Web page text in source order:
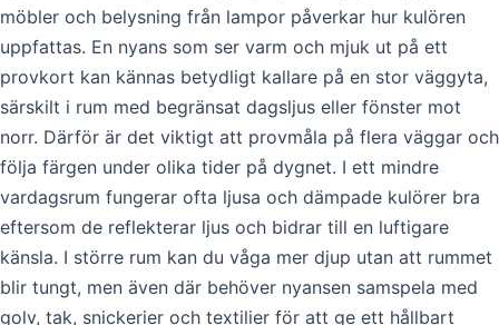
möbler och belysning från lampor påverkar hur kulören
uppfattas. En nyans som ser varm och mjuk ut på ett
provkort kan kännas betydligt kallare på en stor väggyta,
särskilt i rum med begränsat dagsljus eller fönster mot
norr. Därför är det viktigt att provmåla på flera väggar och
följa färgen under olika tider på dygnet. I ett mindre
vardagsrum fungerar ofta ljusa och dämpade kulörer bra
eftersom de reflekterar ljus och bidrar till en luftigare
känsla. I större rum kan du våga mer djup utan att rummet
blir tungt, men även där behöver nyansen samspela med
golv, tak, snickerier och textilier för att ge ett hållbart